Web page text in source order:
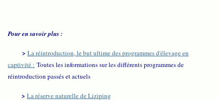
Pour en savoir plus :
> La réintroduction, le but ultime des programmes d'élevage en
captivité : Toutes les informations sur les différents programmes de
réintroduction passés et actuels
> La réserve naturelle de Liziping